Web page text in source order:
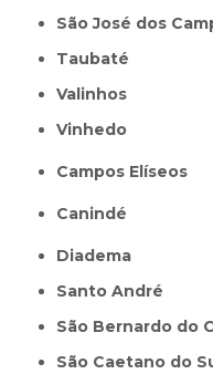
São José dos
Taubaté
Valinhos
Vinhedo
Campos Elíseos
Canindé
Diadema
Santo André
São Bernardo do
São Caetano do